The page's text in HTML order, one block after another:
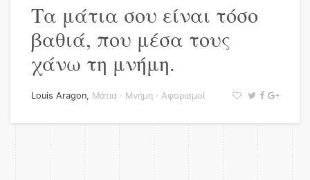
Τα μάτια σου είναι τόσο
βαθιά, που μέσα τους
χάνω τη μνήμη.
Louis Aragon, Μάτια · Μνήμη · Αφορισμοί